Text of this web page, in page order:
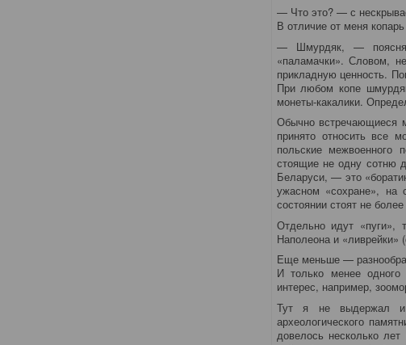
— Что это? — с
В отличие от меня
— Шмурдяк, —
«паламачки». Словом,
прикладную ценность.
При любом копе
монеты-какалики.
Обычно встречающиеся
принято относить все
польские межвоенного
стоящие не одну сотню
Беларуси, — это
ужасном «сохране», на
состоянии стоят не
Отдельно идут
Наполеона и «ливрейки»
Еще меньше —
И только менее одного
интерес, например,
Тут я не выдержал и
археологического
довелось несколько